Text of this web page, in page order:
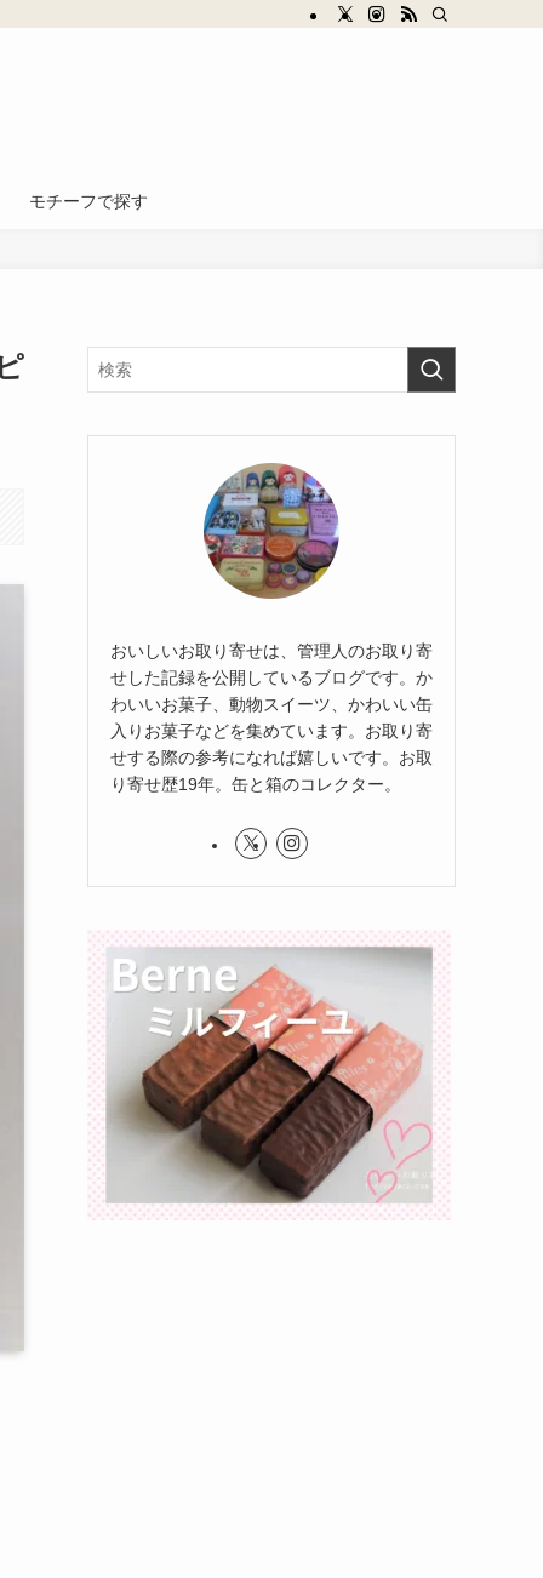
モチーフで探す
おいしいお取り寄せは、管理人のお取り寄
せした記録を公開しているブログです。か
わいいお菓子、動物スイーツ、かわいい缶
入りお菓子などを集めています。お取り寄
せする際の参考になれば嬉しいです。お取
り寄せ歴19年。缶と箱のコレクター。